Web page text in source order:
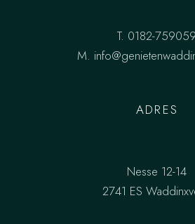
T. 0182-759059
M.
ADRES
Nesse 12-14
2741 ES